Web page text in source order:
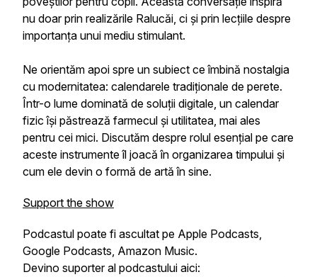
nu doar prin realizările Ralucăi, ci și prin lecțiile despre
importanța unui mediu stimulant.
Ne orientăm apoi spre un subiect ce îmbină nostalgia
cu modernitatea: calendarele tradiționale de perete.
Într-o lume dominată de soluții digitale, un calendar
fizic își păstrează farmecul și utilitatea, mai ales
pentru cei mici. Discutăm despre rolul esențial pe care
aceste instrumente îl joacă în organizarea timpului și
cum ele devin o formă de artă în sine.
Support the show
Podcastul poate fi ascultat pe Apple Podcasts,
Google Podcasts, Amazon Music.
Devino suporter al podcastului aici: